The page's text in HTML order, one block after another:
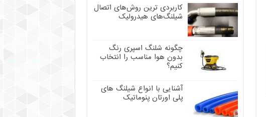
کاربردی ترین روش‌های اتصال
شیلنگ‌های هیدرولیک
چگونه شلنگ اسپری رنگ
بدون هوا مناسب را انتخاب
کنیم؟
آشنایی با انواع شیلنگ های
پلی اورتان پنوماتیک